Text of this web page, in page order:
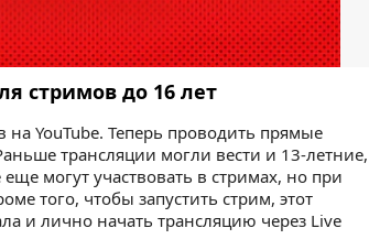
стримов до 16 лет
YouTube. Теперь проводить прямые
трансляции могли вести и 13-летние,
могут участвовать в стримах, но при
того, чтобы запустить стрим, этот
и лично начать трансляцию через Live